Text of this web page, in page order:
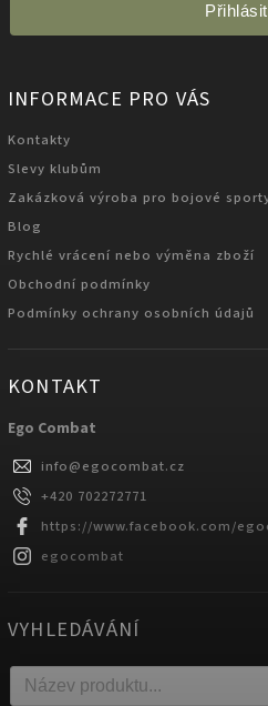
INFORMACE PRO VÁS
Kontakty
Slevy klubům
Zakázková výroba pro bojové
Blog
Rychlé vrácení nebo výměna zboží
Obchodní podmínky
Podmínky ochrany osobních údajů
KONTAKT
Ego Combat
info@egocombat.cz
+420 702272771
https://www.facebook.com/
egocombat
VYHLEDÁVÁNÍ